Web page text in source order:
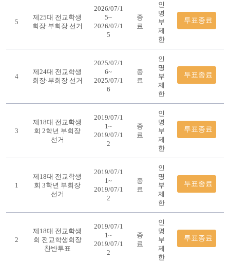
5
제25대 전교학생
회장·부회장 선거
2026/07/1
5~
2026/07/1
5
종
료
인
명
부
제
한
투표종료
4
제24대 전교학생
회장·부회장 선거
2025/07/1
6~
2025/07/1
6
종
료
인
명
부
제
한
투표종료
3
제18대 전교학생
회 2학년 부회장
선거
2019/07/1
1~
2019/07/1
2
종
료
인
명
부
제
한
투표종료
1
제18대 전교학생
회 3학년 부회장
선거
2019/07/1
1~
2019/07/1
2
종
료
인
명
부
제
한
투표종료
2
제18대 전교학생
회 전교학생회장
찬반투표
2019/07/1
1~
2019/07/1
2
종
료
인
명
부
제
한
투표종료